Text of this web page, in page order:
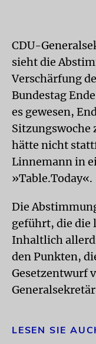
CDU-
sieht die
Verschärfung
Bundestag
es gewesen,
Sitzungswoche
hätte nicht
Linnemann in
»Table.Today«.
Die
geführt, die die
Inhaltlich
den Punkten,
Gesetzentwurf
LESEN SIE